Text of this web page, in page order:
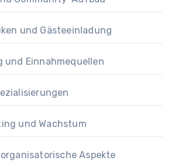
und Gästeeinladung
und Einnahmequellen
und Wachstum
Aspekte